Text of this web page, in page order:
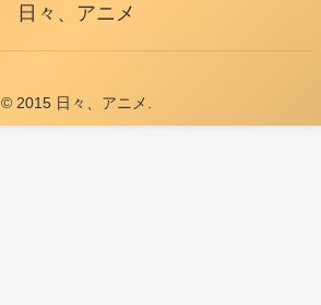
日々、アニメ
© 2015 日々、アニメ.